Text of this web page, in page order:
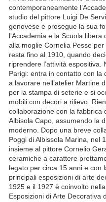
contemporaneamente
studio del pittore Luigi De
genovese e prosegue la sua
l'Accademia e la Scuola libera
alla moglie Cornelia Pesse
resta fino al 1910, quando
riprendere l’attività
Parigi: entra in contatto con la
a lavorare nell’atelier Martine
per la stampa di seterie e si
mobili con decori a rilievo.
collaborazione con la fabbrica
Albisola Capo, assumendo la
moderno. Dopo una breve
Poggi di Albissola Marina, nel
insieme al pittore Cornelio
ceramiche a carattere
legato per circa 15 anni e con
principali esposizioni di arte
1925 e il 1927 è coinvolto
Esposizioni di Arte Decorativa